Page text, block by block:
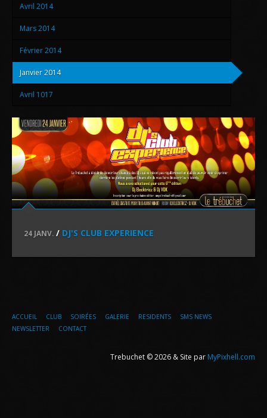
Avril 2014
Mars 2014
Février 2014
Janvier 2014
Avril 1017
24 JANV. / DJ'S CLUB EXPERIENCE
ACCUEIL CLUB SOIRÉES GALERIE RESIDENTS
SMS NEWS
NEWSLETTER
CONTACT
Trebuchet © 2026 & Site par MyPixhell.com